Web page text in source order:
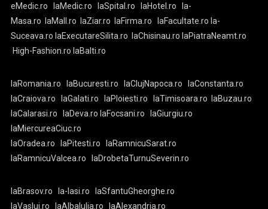
eMedic.ro laMedic.ro laSpital.ro laHotel.ro
la-
Masa.ro
laMall.ro laZiar.ro laFirma.ro laFacultate.ro la-
Suceava.ro laExecutareSilita.ro laChisinau.ro laPiatraNeamt.ro
High-Fashion.ro laBalti.ro
laRomania.ro laBucuresti.ro laClujNapoca.ro
laConstanta.ro
laCraiova.ro
laGalati.ro laPloiesti.ro laTimisoara.ro
laBuzau.ro
laCalarasi.ro
laDeva.ro laFocsani.ro
laGiurgiu.ro
laMiercureaCiuc.ro
laOradea.ro
laPitesti.ro
laRamnicuSarat.ro
laRamnicuValcea.ro
laDrobetaTurnuSeverin.ro
laBrasov.ro la-Iasi.ro
laSfantuGheorghe.ro
laVaslui.ro
laAlbaIulia.ro laAlexandria.ro